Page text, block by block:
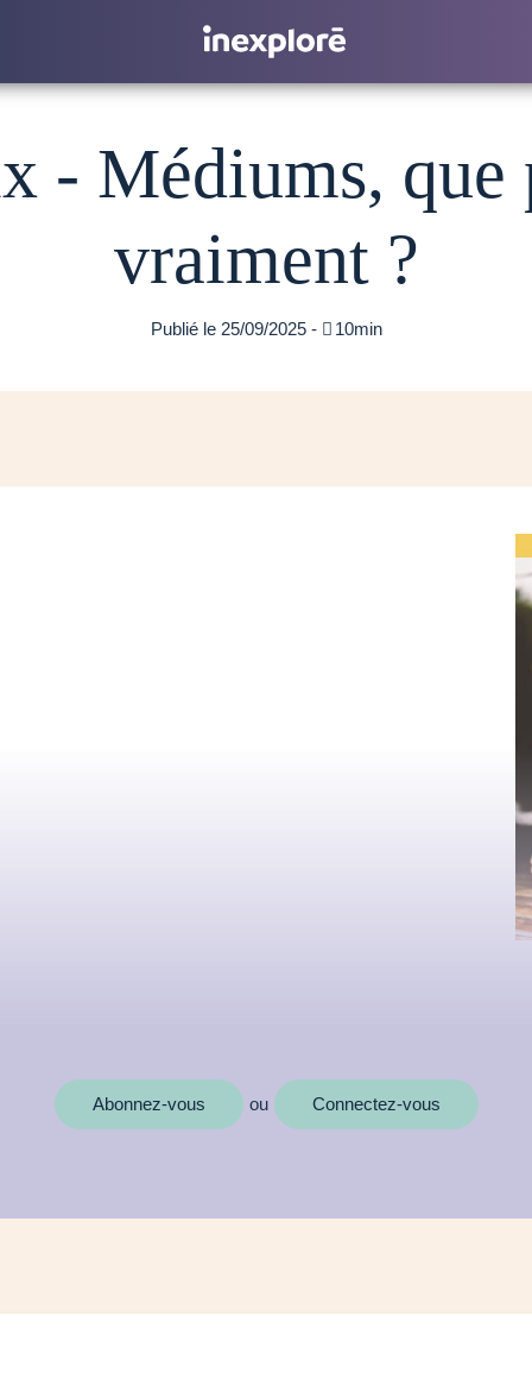
- Médiums,
vraiment ?
Publié le 25/09/2025 -  10min
Abonnez-vous ou Connectez-vous